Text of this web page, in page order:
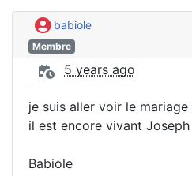
babiole
Membre
5 years ago
je suis aller voir le
il est encore vivant Joseph
Babiole